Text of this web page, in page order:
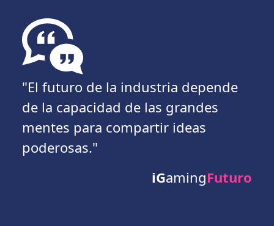
"El futuro de la industria depende
de la capacidad de las grandes
mentes para compartir ideas
poderosas."
iGamingFuturo